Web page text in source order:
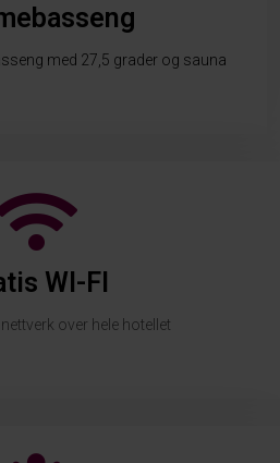
med 27,5 grader og sauna
WI-FI
over hele hotellet